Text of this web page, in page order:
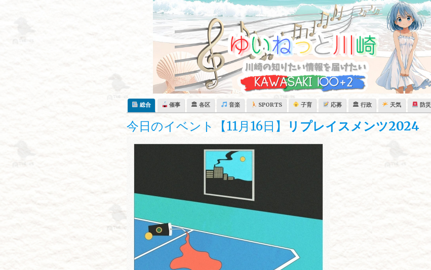
総合 催事 🏛 各区 音楽 SPORTS 子育 応募 🏛 行政 天気 防災
今日のイベント【11月16日】 リプレイスメンツ2024